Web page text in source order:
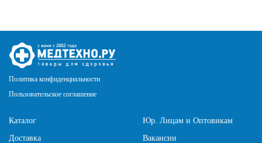
Политика конфиденциальности
Пользовательское соглашение
Каталог
Доставка
Юр. Лицам и Оптовикам
Вакансии